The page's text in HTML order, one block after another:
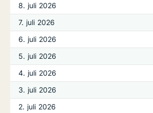
8. juli 2026
7. juli 2026
6. juli 2026
5. juli 2026
4. juli 2026
3. juli 2026
2. juli 2026